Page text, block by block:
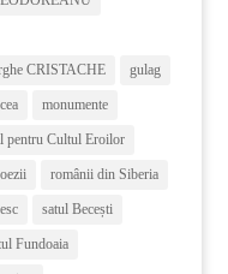
CRISTACHE gulag
monumente
pentru Cultul Eroilor
românii din Siberia
satul Becești
Fundoaia